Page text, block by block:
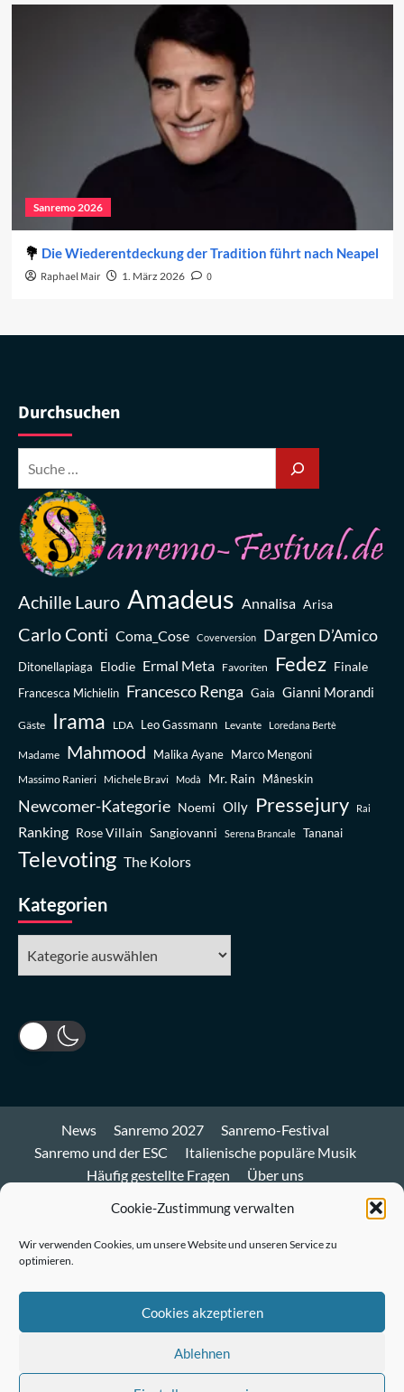
Cookie-Zustimmung verwalten
Wir verwenden Cookies, um unsere Website und unseren Service zu
optimieren.
Cookies akzeptieren
Ablehnen
Sanremo 2026
Die Wiederentdeckung der Tradition führt nach Neapel
Raphael Mair 1. März 2026 0
Durchsuchen
Achille Lauro Amadeus Annalisa Arisa
Carlo Conti Coma_Cose Coverversion Dargen D’Amico
Ditonellapiaga Elodie Ermal Meta Favoriten Fedez Finale
Francesca Michielin Francesco Renga Gaia Gianni Morandi
Gäste Irama LDA Leo Gassmann Levante Loredana Bertè
Madame Mahmood Malika Ayane Marco Mengoni
Massimo Ranieri Michele Bravi Modà Mr. Rain Måneskin
Newcomer-Kategorie Noemi Olly Pressejury Rai
Ranking Rose Villain Sangiovanni Serena Brancale Tananai
Televoting The Kolors
Kategorien
News Sanremo 2027
Sanremo-Festival
Sanremo und der ESC
Italienische populäre Musik
Häufig gestellte Fragen
Über uns
Mastodon
Twitter
LinkedIn